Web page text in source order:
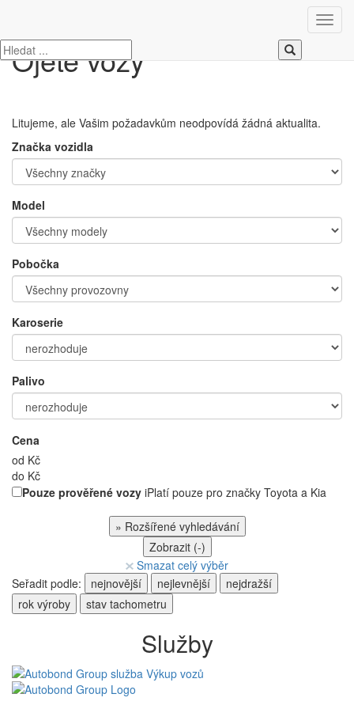
Ojeté vozy
Litujeme, ale Vašim požadavkům neodpovídá žádná aktualita.
Značka vozidla
Model
Pobočka
Karoserie
Palivo
Cena
od Kč
do Kč
Pouze prověřené vozy iPlatí pouze pro značky Toyota a Kia
» Rozšířené vyhledávání
Zobrazit (-)
Smazat celý výběr
Seřadit podle:
nejnovější nejlevnější
nejdražší
rok výroby
stav tachometru
Služby